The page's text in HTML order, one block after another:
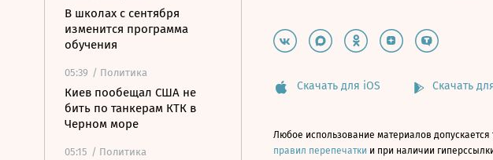
В школах с сентября
изменится программа
обучения
05:39 / Политика
Киев пообещал США не
бить по танкерам КТК в
Черном море
05:15 / Политика
Скачать для iOS Скачать
Любое использование материалов
правил перепечатки и при наличии